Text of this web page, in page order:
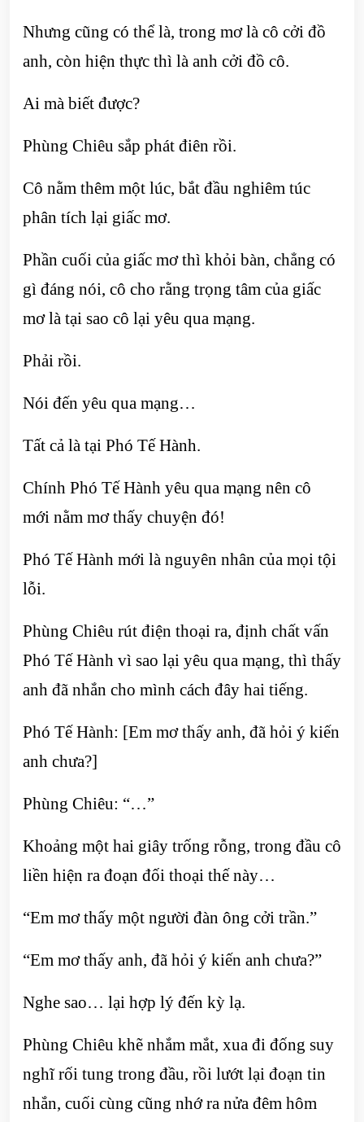
Nhưng cũng có thể là, trong mơ là cô cởi đồ
anh, còn hiện thực thì là anh cởi đồ cô.
Ai mà biết được?
Phùng Chiêu sắp phát điên rồi.
Cô nằm thêm một lúc, bắt đầu nghiêm túc
phân tích lại giấc mơ.
Phần cuối của giấc mơ thì khỏi bàn, chẳng có
gì đáng nói, cô cho rằng trọng tâm của giấc
mơ là tại sao cô lại yêu qua mạng.
Phải rồi.
Nói đến yêu qua mạng…
Tất cả là tại Phó Tế Hành.
Chính Phó Tế Hành yêu qua mạng nên cô
mới nằm mơ thấy chuyện đó!
Phó Tế Hành mới là nguyên nhân của mọi tội
lỗi.
Phùng Chiêu rút điện thoại ra, định chất vấn
Phó Tế Hành vì sao lại yêu qua mạng, thì thấy
anh đã nhắn cho mình cách đây hai tiếng.
Phó Tế Hành: [Em mơ thấy anh, đã hỏi ý kiến
anh chưa?]
Phùng Chiêu: “…”
Khoảng một hai giây trống rỗng, trong đầu cô
liền hiện ra đoạn đối thoại thế này…
“Em mơ thấy một người đàn ông cởi trần.”
“Em mơ thấy anh, đã hỏi ý kiến anh chưa?”
Nghe sao… lại hợp lý đến kỳ lạ.
Phùng Chiêu khẽ nhắm mắt, xua đi đống suy
nghĩ rối tung trong đầu, rồi lướt lại đoạn tin
nhắn, cuối cùng cũng nhớ ra nửa đêm hôm